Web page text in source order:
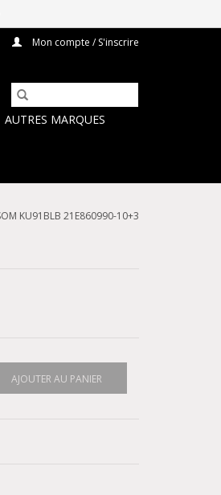
Mon compte / S'inscrire
AUTRES MARQUES
KU91BLB 21E860990-10+3
AJOUTER AU PANIER